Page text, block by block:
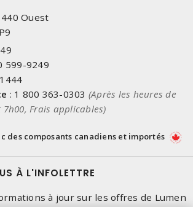
Ouest
599-9249
: 1 800 363-0303 (Après les heures de
Frais applicables)
des composants canadiens et importés
À L'INFOLETTRE
à jour sur les offres de Lumen